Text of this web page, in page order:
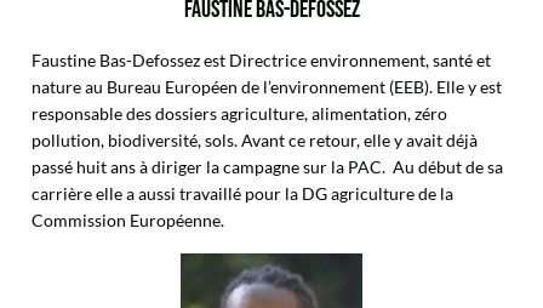
FAUSTINE BAS-DEFOSSEZ
Faustine Bas-Defossez est Directrice environnement, santé et
nature au Bureau Européen de l’environnement (EEB). Elle y est
responsable des dossiers agriculture, alimentation, zéro
pollution, biodiversité, sols. Avant ce retour, elle y avait déjà
passé huit ans à diriger la campagne sur la PAC. Au début de sa
carrière elle a aussi travaillé pour la DG agriculture de la
Commission Européenne.